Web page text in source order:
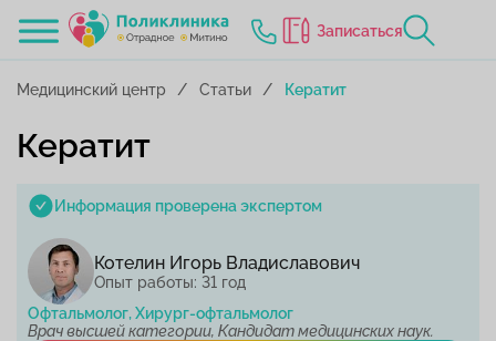
Записаться
Медицинский центр Статьи Кератит
Кератит
Информация проверена экспертом
Котелин Игорь Владиславович
Опыт работы: 31 год
Офтальмолог, Хирург-офтальмолог
Врач высшей категории, Кандидат медицинских наук.